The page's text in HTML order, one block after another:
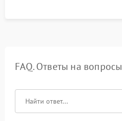
FAQ. Ответы на вопросы